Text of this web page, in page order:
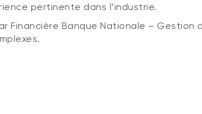
pertinente dans l’industrie.
Financière Banque Nationale – Gestion